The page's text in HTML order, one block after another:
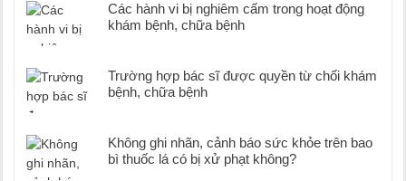
Các hành vi bị nghiêm cấm trong hoạt động
khám bệnh, chữa bệnh
Trường hợp bác sĩ được quyền từ chối khám
bệnh, chữa bệnh
Không ghi nhãn, cảnh báo sức khỏe trên bao
bì thuốc lá có bị xử phạt không?